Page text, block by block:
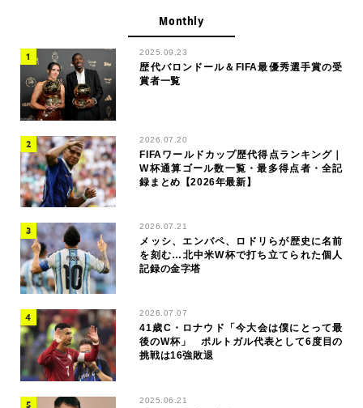
Monthly
2025.09.23
歴代バロンドール＆FIFA最優秀選手賞の受
賞者一覧
2026.07.20
FIFAワールドカップ歴代得点ランキング｜
W杯通算ゴール数一覧・最多得点者・全記
録まとめ【2026年最新】
2026.07.21
メッシ、エンバペ、ロドリらが歴史に名前
を刻む…北中米W杯で打ち立てられた個人
記録の金字塔
2026.07.07
41歳C・ロナウド「今大会は僕にとって最
後のW杯」 ポルトガル代表として6度目の
挑戦は16強敗退
2025.06.21